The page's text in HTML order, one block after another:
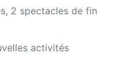
2 spectacles de fin
activités